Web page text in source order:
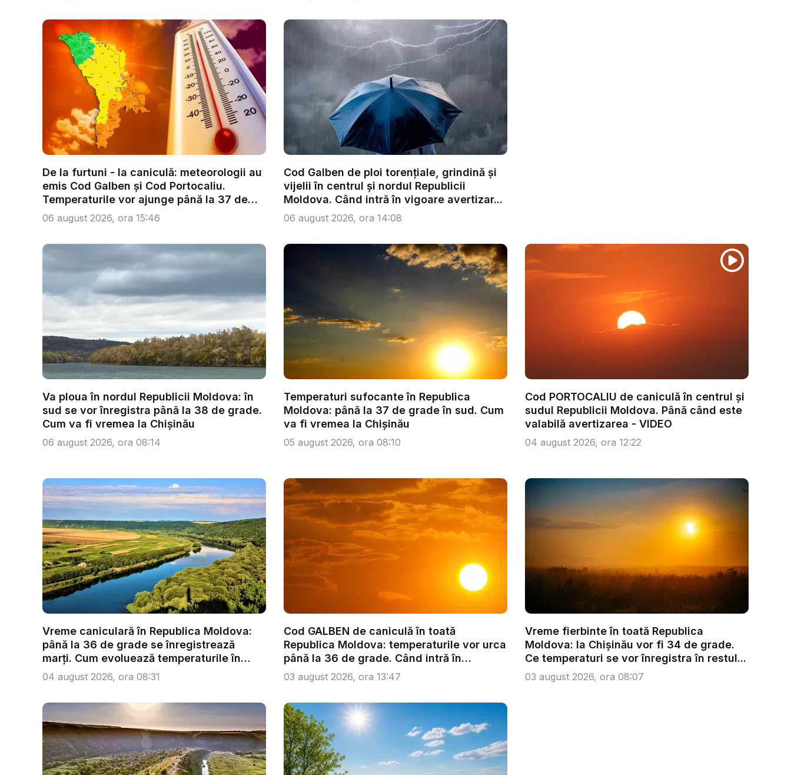
De la furtuni - la caniculă: meteorologii au
emis Cod Galben și Cod Portocaliu.
Temperaturile vor ajunge până la 37 de
g...
06 august 2026, ora 15:46
Cod Galben de ploi torențiale, grindină și
vijelii în centrul și nordul Republicii
Moldova. Când intră în vigoare avertizar...
06 august 2026, ora 14:08
Va ploua în nordul Republicii Moldova: în
sud se vor înregistra până la 38 de grade.
Cum va fi vremea la Chișinău
06 august 2026, ora 08:14
Temperaturi sufocante în Republica
Moldova: până la 37 de grade în sud. Cum
va fi vremea la Chișinău
05 august 2026, ora 08:10
Cod PORTOCALIU de caniculă în centrul și
sudul Republicii Moldova. Până când este
valabilă avertizarea - VIDEO
04 august 2026, ora 12:22
Vreme caniculară în Republica Moldova:
până la 36 de grade se înregistrează
marți. Cum evoluează temperaturile în
urm...
04 august 2026, ora 08:31
Cod GALBEN de caniculă în toată
Republica Moldova: temperaturile vor urca
până la 36 de grade. Când intră în
vigoare...
03 august 2026, ora 13:47
Vreme fierbinte în toată Republica
Moldova: la Chișinău vor fi 34 de grade.
Ce temperaturi se vor înregistra în restul...
03 august 2026, ora 08:07